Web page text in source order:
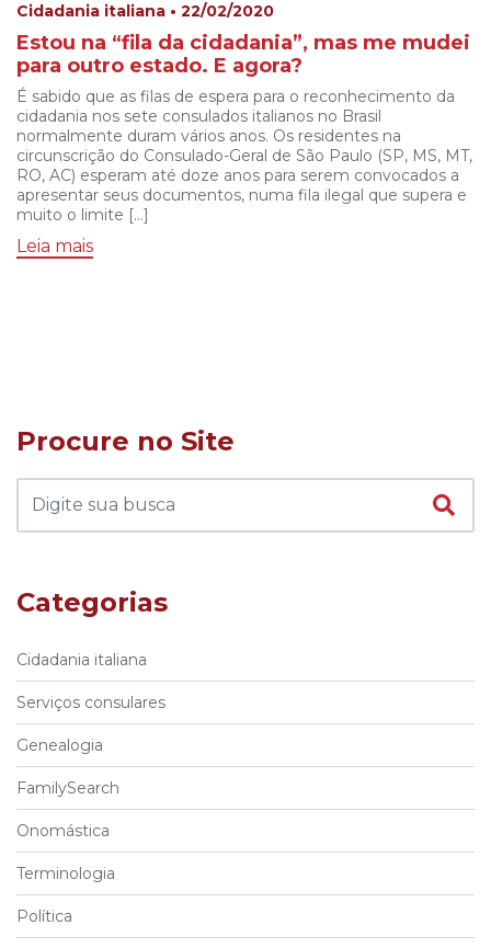
Cidadania italiana • 22/02/2020
Estou na “fila da cidadania”, mas me mudei
para outro estado. E agora?
É sabido que as filas de espera para o reconhecimento da
cidadania nos sete consulados italianos no Brasil
normalmente duram vários anos. Os residentes na
circunscrição do Consulado-Geral de São Paulo (SP, MS, MT,
RO, AC) esperam até doze anos para serem convocados a
apresentar seus documentos, numa fila ilegal que supera e
muito o limite […]
Leia mais
Procure no Site
Categorias
Cidadania italiana
Serviços consulares
Genealogia
FamilySearch
Onomástica
Terminologia
Política